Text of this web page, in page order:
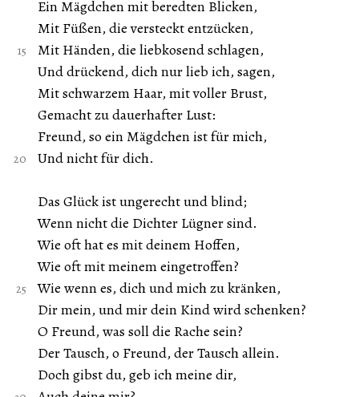
Ein Mägdchen mit beredten Blicken,
Mit Füßen, die versteckt entzücken,
Mit Händen, die liebkosend schlagen,
Und drückend, dich nur lieb ich, sagen,
Mit schwarzem Haar, mit voller Brust,
Gemacht zu dauerhafter Lust:
Freund, so ein Mägdchen ist für mich,
Und nicht für dich.
Das Glück ist ungerecht und blind;
Wenn nicht die Dichter Lügner sind.
Wie oft hat es mit deinem Hoffen,
Wie oft mit meinem eingetroffen?
Wie wenn es, dich und mich zu kränken,
Dir mein, und mir dein Kind wird schenken?
O Freund, was soll die Rache sein?
Der Tausch, o Freund, der Tausch allein.
Doch gibst du, geb ich meine dir,